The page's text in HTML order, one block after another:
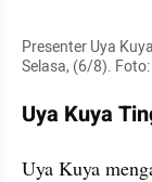
Presenter Uya
Selasa, (6/8).
Uya Kuya
Uya Kuya